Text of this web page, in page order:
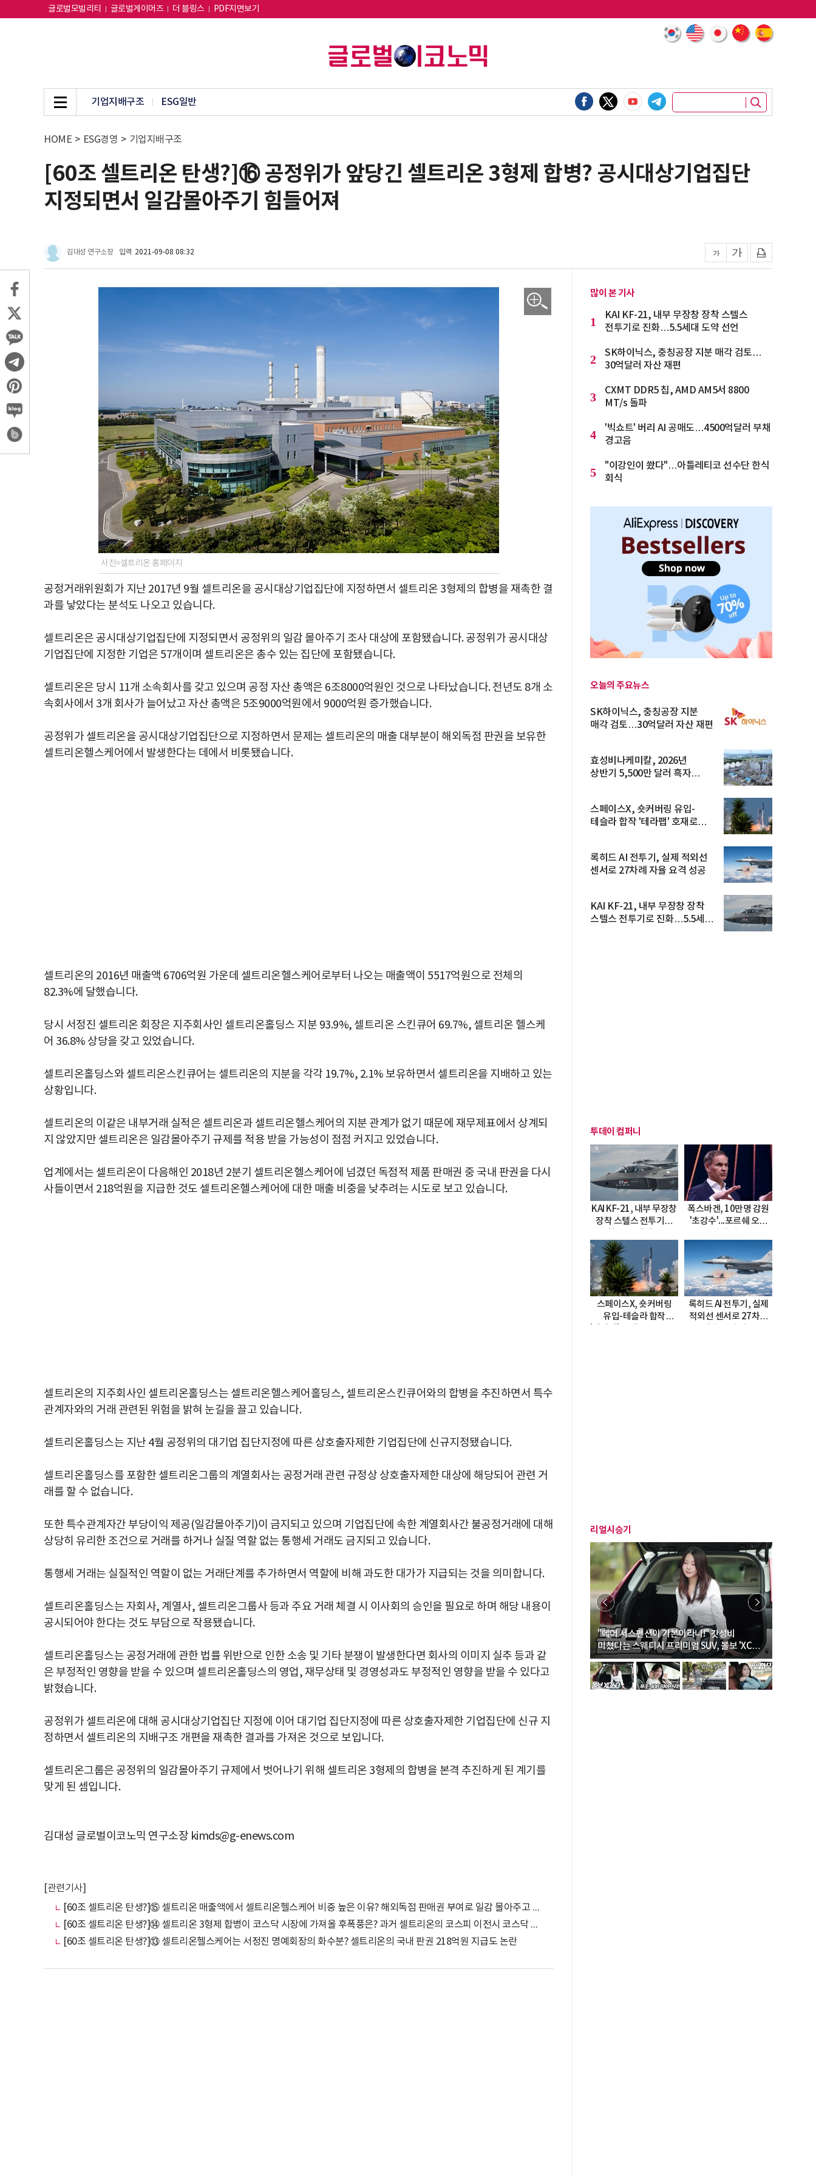
글로벌모빌리티 글로벌게이머즈 더 블링스 PDF지면보기
기업지배구조 ESG일반
HOME > ESG경영 > 기업지배구조
[60조 셀트리온 탄생?]⑯ 공정위가 앞당긴 셀트리온 3형제 합병? 공시대상기업집단
지정되면서 일감몰아주기 힘들어져
김대성 연구소장 입력 2021-09-08 08:32
사진=셀트리온 홈페이지
공정거래위원회가 지난 2017년 9월 셀트리온을 공시대상기업집단에 지정하면서 셀트리온 3형제의 합병을 재촉한 결
과를 낳았다는 분석도 나오고 있습니다.
셀트리온은 공시대상기업집단에 지정되면서 공정위의 일감 몰아주기 조사 대상에 포함됐습니다. 공정위가 공시대상
기업집단에 지정한 기업은 57개이며 셀트리온은 총수 있는 집단에 포함됐습니다.
셀트리온은 당시 11개 소속회사를 갖고 있으며 공정 자산 총액은 6조8000억원인 것으로 나타났습니다. 전년도 8개 소
속회사에서 3개 회사가 늘어났고 자산 총액은 5조9000억원에서 9000억원 증가했습니다.
공정위가 셀트리온을 공시대상기업집단으로 지정하면서 문제는 셀트리온의 매출 대부분이 해외독점 판권을 보유한
셀트리온헬스케어에서 발생한다는 데에서 비롯됐습니다.
셀트리온의 2016년 매출액 6706억원 가운데 셀트리온헬스케어로부터 나오는 매출액이 5517억원으로 전체의
82.3%에 달했습니다.
당시 서정진 셀트리온 회장은 지주회사인 셀트리온홀딩스 지분 93.9%, 셀트리온 스킨큐어 69.7%, 셀트리온 헬스케
어 36.8% 상당을 갖고 있었습니다.
셀트리온홀딩스와 셀트리온스킨큐어는 셀트리온의 지분을 각각 19.7%, 2.1% 보유하면서 셀트리온을 지배하고 있는
상황입니다.
셀트리온의 이같은 내부거래 실적은 셀트리온과 셀트리온헬스케어의 지분 관계가 없기 때문에 재무제표에서 상계되
지 않았지만 셀트리온은 일감몰아주기 규제를 적용 받을 가능성이 점점 커지고 있었습니다.
업계에서는 셀트리온이 다음해인 2018년 2분기 셀트리온헬스케어에 넘겼던 독점적 제품 판매권 중 국내 판권을 다시
사들이면서 218억원을 지급한 것도 셀트리온헬스케어에 대한 매출 비중을 낮추려는 시도로 보고 있습니다.
셀트리온의 지주회사인 셀트리온홀딩스는 셀트리온헬스케어홀딩스, 셀트리온스킨큐어와의 합병을 추진하면서 특수
관계자와의 거래 관련된 위험을 밝혀 눈길을 끌고 있습니다.
셀트리온홀딩스는 지난 4월 공정위의 대기업 집단지정에 따른 상호출자제한 기업집단에 신규지정됐습니다.
셀트리온홀딩스를 포함한 셀트리온그룹의 계열회사는 공정거래 관련 규정상 상호출자제한 대상에 해당되어 관련 거
래를 할 수 없습니다.
또한 특수관계자간 부당이익 제공(일감몰아주기)이 금지되고 있으며 기업집단에 속한 계열회사간 불공정거래에 대해
상당히 유리한 조건으로 거래를 하거나 실질 역할 없는 통행세 거래도 금지되고 있습니다.
통행세 거래는 실질적인 역할이 없는 거래단계를 추가하면서 역할에 비해 과도한 대가가 지급되는 것을 의미합니다.
셀트리온홀딩스는 자회사, 계열사, 셀트리온그룹사 등과 주요 거래 체결 시 이사회의 승인을 필요로 하며 해당 내용이
공시되어야 한다는 것도 부담으로 작용됐습니다.
셀트리온홀딩스는 공정거래에 관한 법률 위반으로 인한 소송 및 기타 분쟁이 발생한다면 회사의 이미지 실추 등과 같
은 부정적인 영향을 받을 수 있으며 셀트리온홀딩스의 영업, 재무상태 및 경영성과도 부정적인 영향을 받을 수 있다고
밝혔습니다.
공정위가 셀트리온에 대해 공시대상기업집단 지정에 이어 대기업 집단지정에 따른 상호출자제한 기업집단에 신규 지
정하면서 셀트리온의 지배구조 개편을 재촉한 결과를 가져온 것으로 보입니다.
셀트리온그룹은 공정위의 일감몰아주기 규제에서 벗어나기 위해 셀트리온 3형제의 합병을 본격 추진하게 된 계기를
맞게 된 셈입니다.
김대성 글로벌이코노믹 연구소장 kimds@g-enews.com
[관련기사]
[60조 셀트리온 탄생?]⑮ 셀트리온 매출액에서 셀트리온헬스케어 비중 높은 이유? 해외독점 판매권 부여로 일감 몰아주고 물량을 수주하는 구조 때문인 듯
[60조 셀트리온 탄생?]⑭ 셀트리온 3형제 합병이 코스닥 시장에 가져올 후폭풍은? 과거 셀트리온의 코스피 이전시 코스닥 150 지수 낙폭 커
[60조 셀트리온 탄생?]⑬ 셀트리온헬스케어는 서정진 명예회장의 화수분? 셀트리온의 국내 판권 218억원 지급도 논란
많이 본 기사
1
KAI KF-21, 내부 무장창 장착 스텔스
전투기로 진화…5.5세대 도약 선언
2
SK하이닉스, 충칭공장 지분 매각 검토…
30억달러 자산 재편
3
CXMT DDR5 칩, AMD AM5서 8800
MT/s 돌파
4
'빅쇼트' 버리 AI 공매도…4500억달러 부채
경고음
5
"이강인이 쐈다"…아틀레티코 선수단 한식
회식
오늘의 주요뉴스
SK하이닉스, 충칭공장 지분
매각 검토…30억달러 자산 재편
효성비나케미칼, 2026년
상반기 5,500만 달러 흑자
스페이스X, 숏커버링 유입-
테슬라 합작 '테라팹' 호재로
록히드 AI 전투기, 실제 적외선
센서로 27차례 자율 요격 성공
KAI KF-21, 내부 무장창 장착
스텔스 전투기로 진화…5.5세대
투데이 컴퍼니
KAI KF-21, 내부 무장창
장착 스텔스 전투기로
폭스바겐, 10만명 감원
'초강수'...포르쉐 오너
스페이스X, 숏커버링
유입-테슬라 합작
록히드 AI 전투기, 실제
적외선 센서로 27차례
리얼시승기
"에어 서스펜션이 기본이라니!" 갓성비
미쳤다는 스웨디시 프리미엄 SUV, 볼보 'XC60
B5 울트라'